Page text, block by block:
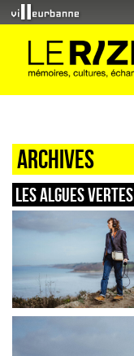
Archives
LES ALGUES VERTES